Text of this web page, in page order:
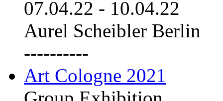
07.04.22 - 10.04.22
Aurel Scheibler Berlin
----------
Art Cologne 2021